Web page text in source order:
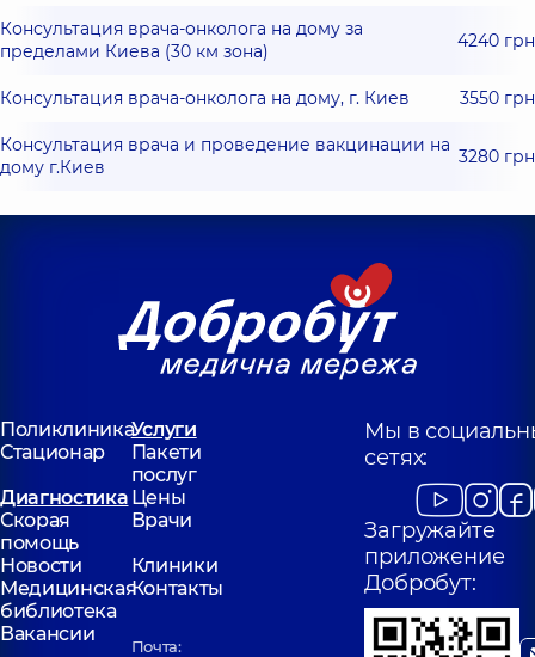
Консультация врача-онколога на дому за
пределами Киева (30 км зона)
4240 грн
Консультация врача-онколога на дому, г. Киев 3550 грн
Консультация врача и проведение вакцинации на
дому г.Киев
3280 грн
ПоликлиникаУслуги
Стационар
Пакети
послуг
Диагностика Цены
Скорая
помощь
Врачи
Новости
Клиники
Медицинская
библиотека
Контакты
Вакансии
Почта:
Мы в
сетях:
Загружайте
приложение
Добробут: